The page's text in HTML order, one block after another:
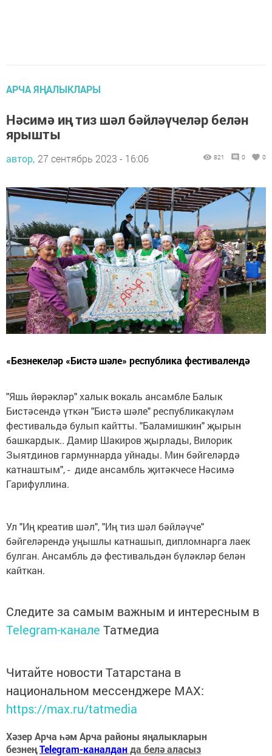
АРЧА ЯҢАЛЫКЛАРЫ
Нәсимә иң тиз шәл бәйләүчеләр белән
ярышты
автор, 27 сентябрь 2023 - 16:06 821 0 0
«Безнекеләр «Бистә шәле» республика фестивалендә
"Яшь йөрәкләр" халык вокаль ансамбле Балык
Бистәсендә үткән "Бистә шәле" республикакүләм
фестивальдә булып кайтты. "Баламишкин" җырын
башкардык.. Дамир Шакиров җырлады, Вилорик
Зыятдинов гармуннарда уйнады. Мин бәйгеләрдә
катнаштым", - диде ансамбль җитәкчесе Нәсимә
Гарифуллина.
Ул "Иң креатив шәл", "Иң тиз шәл бәйләүче"
бәйгеләрендә уңышлы катнашып, дипломнарга лаек
булган. Ансамбль дә фестивальдән бүләкләр белән
кайткан.
Следите за самым важным и интересным в
Telegram-канале Татмедиа
Читайте новости Татарстана в
национальном мессенджере MАХ:
https://max.ru/tatmedia
Хәзер Арча һәм Арча районы яңалыкларын
безнеңTelegram-каналданда белә аласыз